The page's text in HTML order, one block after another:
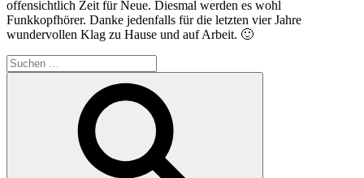
offensichtlich Zeit für Neue. Diesmal werden es wohl
Funkkopfhörer. Danke jedenfalls für die letzten vier Jahre
wundervollen Klag zu Hause und auf Arbeit. 🙂
Suchen
nach: